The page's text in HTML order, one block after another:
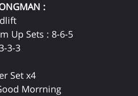
:
Up Sets : 8-6-5
3-3
Set x4
Morrning